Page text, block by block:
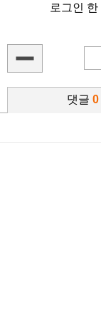
로그인
댓글 0